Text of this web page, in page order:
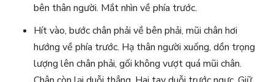
bên thân người. Mắt nhìn về phía trước.
Hít vào, bước chân phải về bên phải, mũi chân hơi
hướng về phía trước. Hạ thân người xuống, dồn trọng
lượng lên chân phải, gối không vượt quá mũi chân.